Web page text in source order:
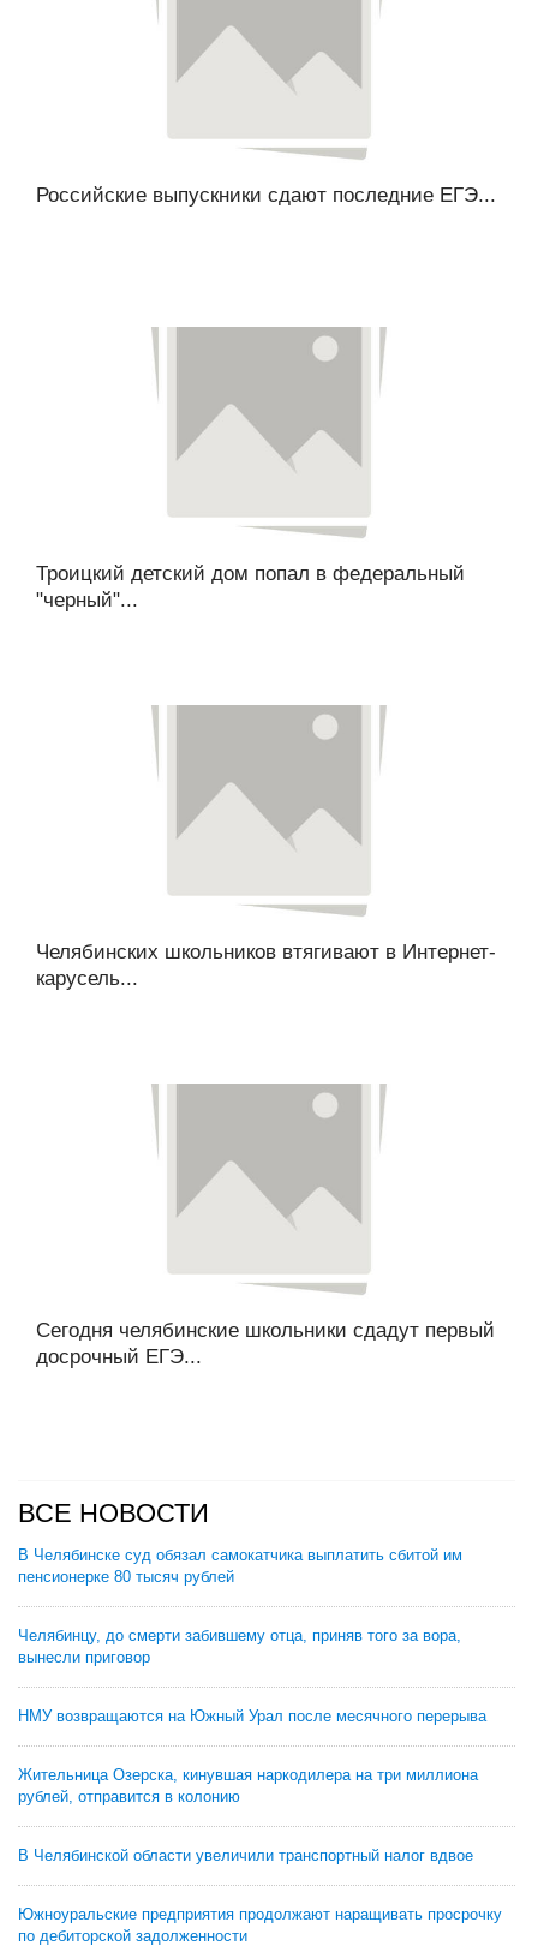
Российские выпускники сдают последние ЕГЭ...
Троицкий детский дом попал в федеральный
"черный"...
Челябинских школьников втягивают в Интернет-
карусель...
Сегодня челябинские школьники сдадут первый
досрочный ЕГЭ...
ВСЕ НОВОСТИ
В Челябинске суд обязал самокатчика выплатить сбитой им
пенсионерке 80 тысяч рублей
Челябинцу, до смерти забившему отца, приняв того за вора,
вынесли приговор
НМУ возвращаются на Южный Урал после месячного перерыва
Жительница Озерска, кинувшая наркодилера на три миллиона
рублей, отправится в колонию
В Челябинской области увеличили транспортный налог вдвое
Южноуральские предприятия продолжают наращивать просрочку
по дебиторской задолженности